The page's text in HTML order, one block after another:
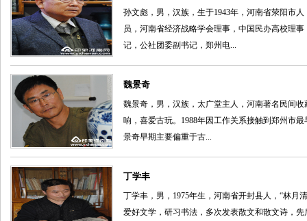
孙文彪，男，汉族，生于1943年，河南省荥阳市
员，河南省经济战略学会理事，中国民办高校理
记，公社团委副书记，郑州电...
魏景奇
魏景奇，男，汉族，太广堂主人，河南著名民间
响，喜爱古玩。1988年因工作关系接触到郑州市
景奇早期主要偏重于古...
丁学丰
丁学丰，男，1975年生，河南省开封县人，“林月
爱好文学，研习书法，多次发表散文和散文诗，